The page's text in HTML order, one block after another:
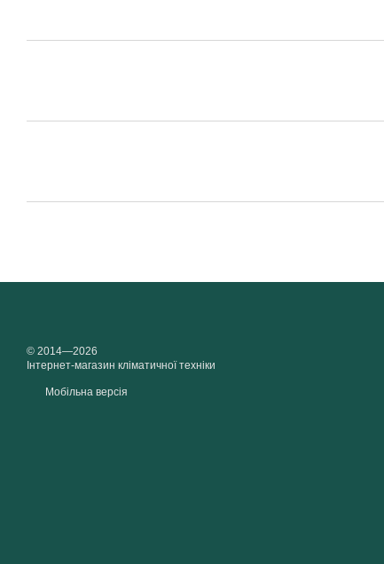
© 2014—2026
Інтернет-магазин кліматичної техніки
Мобільна версія